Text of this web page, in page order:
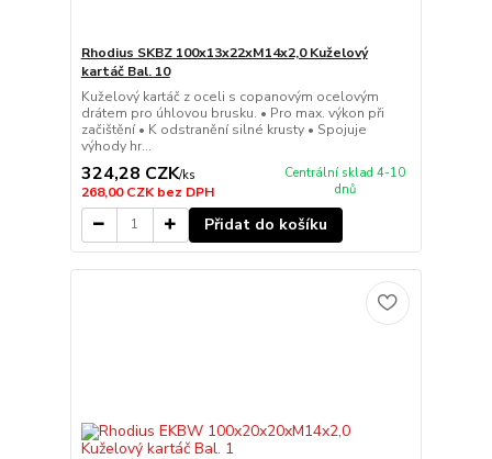
Rhodius SKBZ 100x13x22xM14x2,0 Kuželový
kartáč Bal. 10
Kuželový kartáč z oceli s copanovým ocelovým
drátem pro úhlovou brusku. • Pro max. výkon při
začištění • K odstranění silné krusty • Spojuje
výhody hr...
324,28 CZK/ks
268,00 CZKbez DPH
Centrální sklad 4-10
dnů
Přidat do košíku